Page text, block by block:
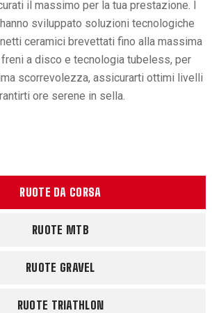
il massimo per la tua prestazione. I
sviluppato soluzioni tecnologiche
ceramici brevettati fino alla massima
a disco e tecnologia tubeless, per
scorrevolezza, assicurarti ottimi livelli
ore serene in sella.
RUOTE DA CORSA
RUOTE MTB
RUOTE GRAVEL
RUOTE TRIATHLON